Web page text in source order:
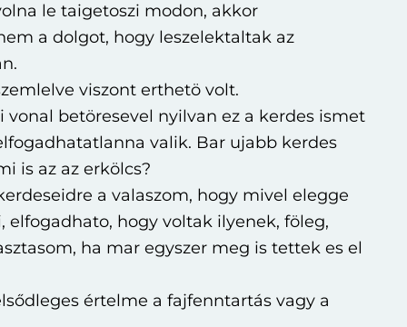
le taigetoszi modon, akkor
a dolgot, hogy leszelektaltak az
viszont erthetö volt.
vonal betöresevel nyilvan ez a kerdes ismet
valik. Bar ujabb kerdes
is az az erkölcs?
a valaszom, hogy mivel elegge
elfogadhato, hogy voltak ilyenek, föleg,
ha mar egyszer meg is tettek es el
értelme a fajfenntartás vagy a